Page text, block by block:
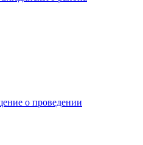
о проведении